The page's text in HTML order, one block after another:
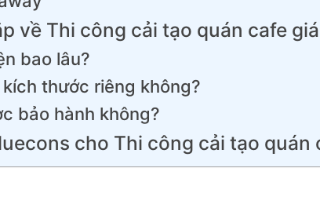
về Thi công cải tạo quán cafe
bao lâu?
thước riêng không?
bảo hành không?
cho Thi công cải tạo quán